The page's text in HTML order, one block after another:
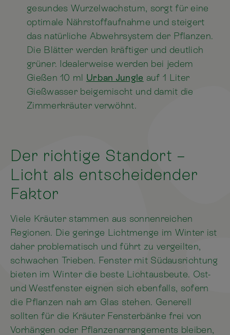
gesundes Wurzelwachstum, sorgt für eine
optimale Nährstoffaufnahme und steigert
das natürliche Abwehrsystem der Pflanzen.
Die Blätter werden kräftiger und deutlich
grüner. Idealerweise werden bei jedem
Gießen 10 ml Urban Jungle auf 1 Liter
Gießwasser beigemischt und damit die
Zimmerkräuter verwöhnt.
Der richtige Standort –
Licht als entscheidender
Faktor
Viele Kräuter stammen aus sonnenreichen
Regionen. Die geringe Lichtmenge im Winter ist
daher problematisch und führt zu vergeilten,
schwachen Trieben. Fenster mit Südausrichtung
bieten im Winter die beste Lichtausbeute. Ost-
und Westfenster eignen sich ebenfalls, sofern
die Pflanzen nah am Glas stehen. Generell
sollten für die Kräuter Fensterbänke frei von
Vorhängen oder Pflanzenarrangements bleiben,